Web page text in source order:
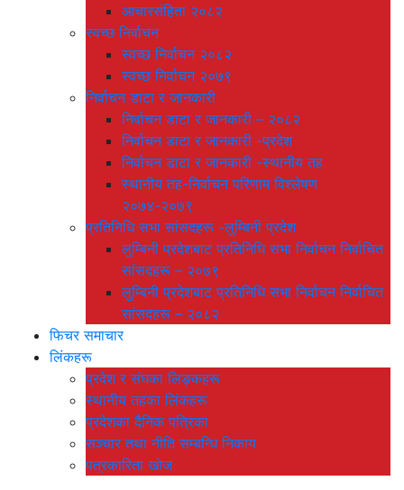
आचारसंहिता २०८२
स्वच्छ निर्वाचन
स्वच्छ निर्वाचन २०८२
स्वच्छ निर्वाचन २०७९
निर्वाचन डाटा र जानकारी
निर्वाचन डाटा र जानकारी – २०८२
निर्वाचन डाटा र जानकारी -प्रदेश
निर्वाचन डाटा र जानकारी -स्थानीय तह
स्थानीय तह-निर्वाचन परिणाम विश्लेषण
२०७४-२०७९
प्रतिनिधि सभा सांसदहरू -लुम्बिनी प्रदेश
लुम्बिनी प्रदेशबाट प्रतिनिधि सभा निर्वाचन निर्वाचित
सांसदहरू – २०७९
लुम्बिनी प्रदेशबाट प्रतिनिधि सभा निर्वाचन निर्वाचित
सांसदहरू – २०८२
फिचर समाचार
लिंकहरू
प्रदेश र संघका लिङ्कहरू
स्थानीय तहका लिंकहरू
प्रदेशका दैनिक पत्रिका
सञ्चार तथा नीति सम्बन्धि निकाय
पत्रकारिता खोज